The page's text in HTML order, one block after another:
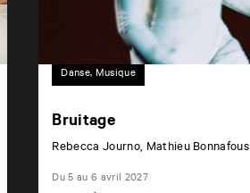
Danse, Musique
Bruitage
Rebecca Journo, Mathieu Bonnafous
Du 5 au 6 avril 2027